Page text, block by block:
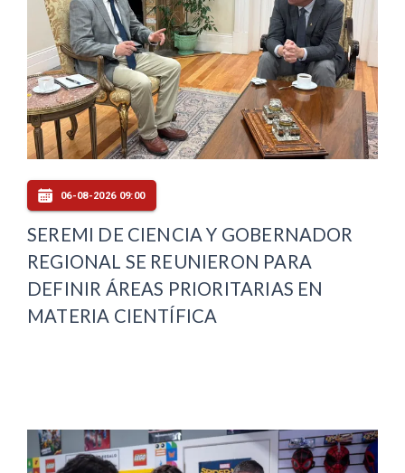
06-08-2026 09:00
SEREMI DE CIENCIA Y GOBERNADOR
REGIONAL SE REUNIERON PARA
DEFINIR ÁREAS PRIORITARIAS EN
MATERIA CIENTÍFICA